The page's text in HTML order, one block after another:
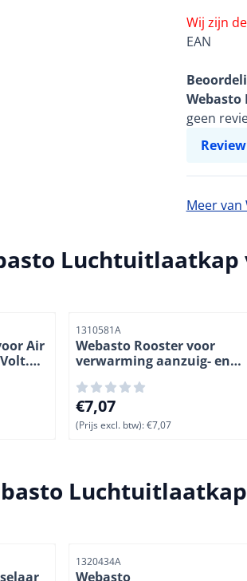
Wij zijn
EAN
Webasto
geen
Meer van
Luchtuitlaatkap
Air
384,59
Artikelnummer
1310581A
Webasto Rooster voor
verwarming aanzuig- en
Kunststof. (1-3)
Prijs: 7,07, exclusief btw: 7,07
€7,07
(Prijs excl. btw):€7,07
Artikelnummer
1320434A
Webasto